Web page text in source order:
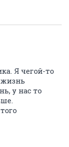
Я чегой-то
у нас то